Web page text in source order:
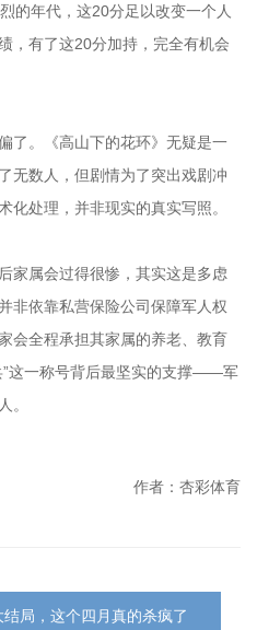
的年代，这20分足以改变一个人
，有了这20分加持，完全有机会
了。《高山下的花环》无疑是一
无数人，但剧情为了突出戏剧冲
化处理，并非现实的真实写照。
家属会过得很惨，其实这是多虑
非依靠私营保险公司保障军人权
会全程承担其家属的养老、教育
”这一称号背后最坚实的支撑——军
。
作者：杏彩体育
局，这个四月真的杀疯了